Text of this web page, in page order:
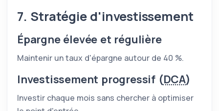
7. Stratégie d'investissement
Épargne élevée et régulière
Maintenir un taux d'épargne autour de 40 %.
Investissement progressif (DCA)
Investir chaque mois sans chercher à optimiser